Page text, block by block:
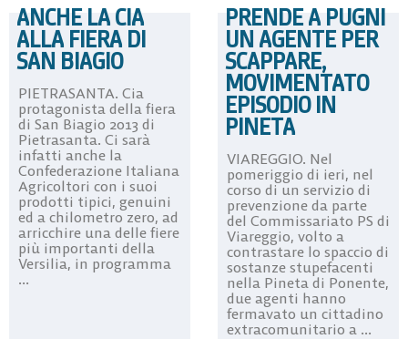
ANCHE LA CIA
ALLA FIERA DI
SAN BIAGIO
PIETRASANTA. Cia
protagonista della fiera
di San Biagio 2013 di
Pietrasanta. Ci sarà
infatti anche la
Confederazione Italiana
Agricoltori con i suoi
prodotti tipici, genuini
ed a chilometro zero, ad
arricchire una delle fiere
più importanti della
Versilia, in programma
...
PRENDE A PUGNI
UN AGENTE PER
SCAPPARE,
MOVIMENTATO
EPISODIO IN
PINETA
VIAREGGIO. Nel
pomeriggio di ieri, nel
corso di un servizio di
prevenzione da parte
del Commissariato PS di
Viareggio, volto a
contrastare lo spaccio di
sostanze stupefacenti
nella Pineta di Ponente,
due agenti hanno
fermavato un cittadino
extracomunitario a ...